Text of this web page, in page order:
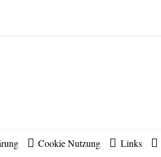
Cookie Nutzung Links